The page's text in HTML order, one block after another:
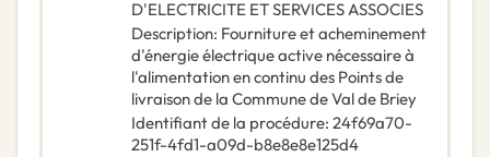
D'ELECTRICITE ET SERVICES ASSOCIES
Description: Fourniture et acheminement
d'énergie électrique active nécessaire à
l'alimentation en continu des Points de
livraison de la Commune de Val de Briey
Identifiant de la procédure: 24f69a70-
251f-4fd1-a09d-b8e8e8e125d4